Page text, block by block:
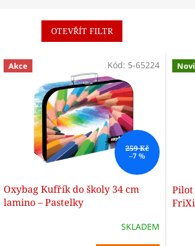
OTEVŘÍT FILTR
Akce
259 Kč
–7 %
Oxybag Kufřík do školy 34 cm
lamino – Pastelky
SKLADEM
Kód: 5-65224
Pilot